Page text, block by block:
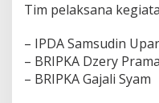
M
N
J
A
Tim pelaksana
– IPDA Samsudin
– BRIPKA Dzery
– BRIPKA Gajali Syam